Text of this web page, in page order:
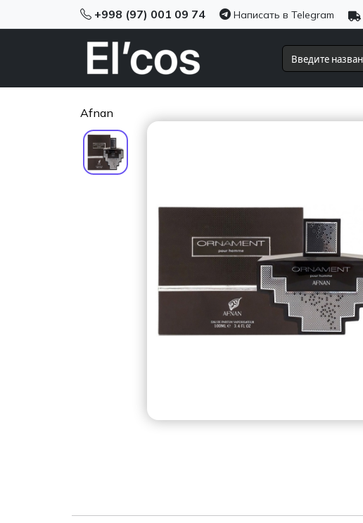
+998 (97) 001 09 74 Написать в Telegram
Afnan